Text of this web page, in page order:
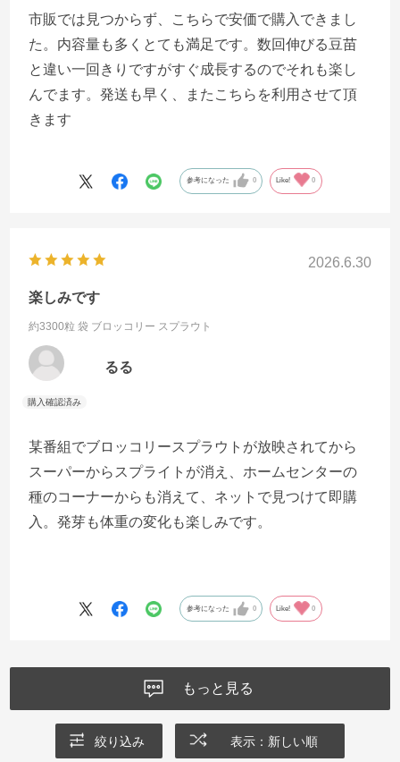
市販では見つからず、こちらで安価で購入できまし
た。内容量も多くとても満足です。数回伸びる豆苗
と違い一回きりですがすぐ成長するのでそれも楽し
んでます。発送も早く、またこちらを利用させて頂
きます
参考になった 0 Like! 0
2026.6.30
楽しみです
約3300粒 袋 ブロッコリー スプラウト
るる
某番組でブロッコリースプラウトが放映されてから
スーパーからスプライトが消え、ホームセンターの
種のコーナーからも消えて、ネットで見つけて即購
入。発芽も体重の変化も楽しみです。
参考になった 0 Like! 0
もっと見る
絞り込み 表示：新しい順